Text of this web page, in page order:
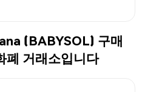
(BABYSOL) 구매
폐 거래소입니다